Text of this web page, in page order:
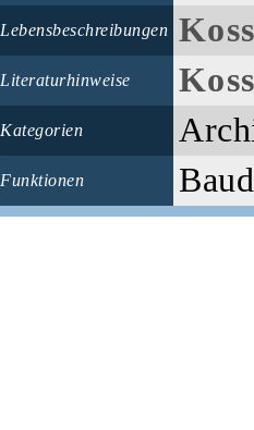
Lebensbeschreibungen
Literaturhinweise
Kategorien
Funktionen